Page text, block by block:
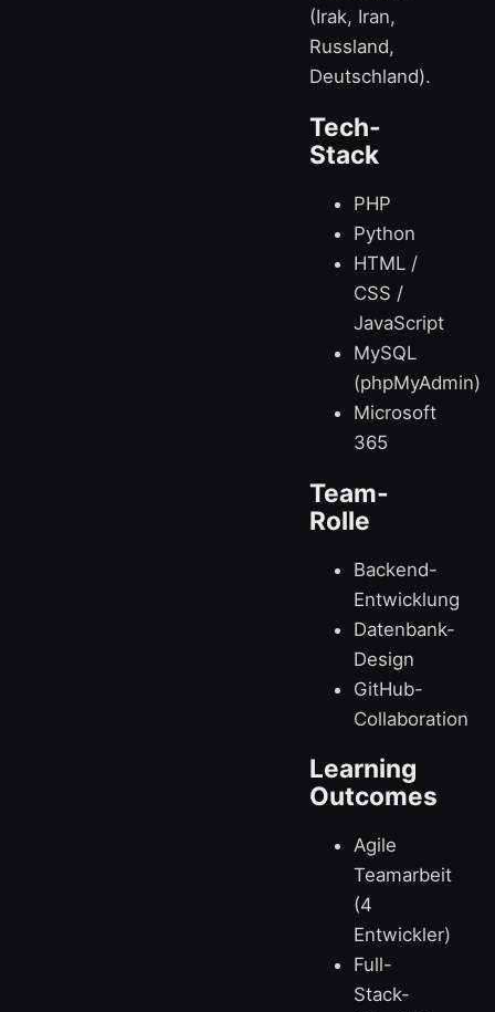
(Irak, Iran,
Russland,
Deutschland).
Tech-
Stack
PHP
Python
HTML /
CSS /
JavaScript
MySQL
(phpMyAdmin)
Microsoft
365
Team-
Rolle
Backend-
Entwicklung
Datenbank-
Design
GitHub-
Collaboration
Learning
Outcomes
Agile
Teamarbeit
(4
Entwickler)
Full-
Stack-